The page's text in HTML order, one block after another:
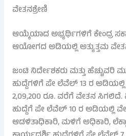
ವೇತನಶ್ರೇಣಿ
ಆಯ್ಕೆಯಾದ ಅಭ್ಯರ್ಥಿಗಳಿಗೆ ಕೇಂದ್ರ
ಆಯೋಗದ ಅಡಿಯಲ್ಲಿ ಅತ್ಯುತ್ತಮ
ಜಂಟಿ ನಿರ್ದೇಶಕರು ಮತ್ತು
ಹುದ್ದೆಗಳಿಗೆ ಪೇ ಲೆವೆಲ್ 13 ರ
2,09,200 ರೂ. ವರೆಗೆ ವೇತನ
ಹುದ್ದೆಗೆ ಪೇ ಲೆವೆಲ್ 10 ರ ಅಡಿಯಲ್ಲಿ
ಆಡಳಿತಾಧಿಕಾರಿ, ಮಳಿಗೆ ಅಧಿಕಾರಿ,